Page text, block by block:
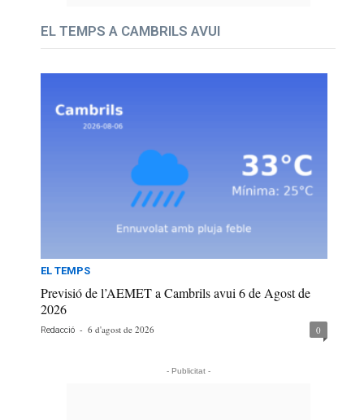
EL TEMPS A CAMBRILS AVUI
EL TEMPS
Previsió de l’AEMET a Cambrils avui 6 de Agost de
2026
Redacció - 6 d'agost de 2026 0
- Publicitat -